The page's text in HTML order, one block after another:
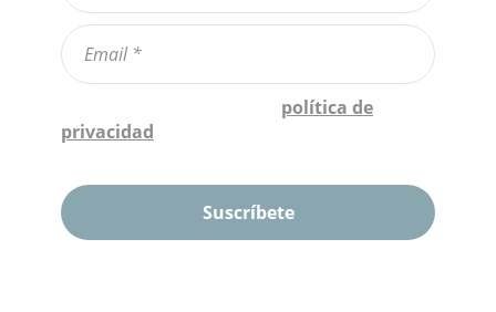
política de
privacidad